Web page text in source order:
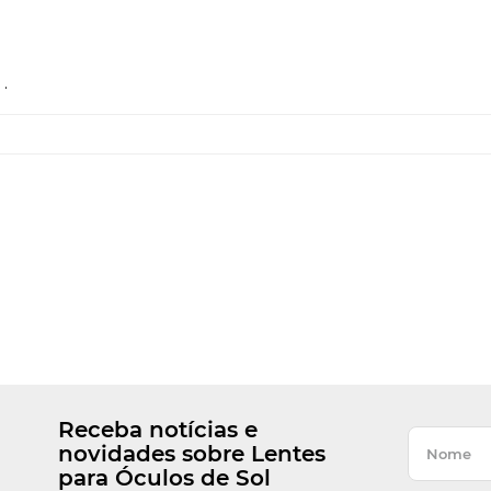
.
Receba notícias e
novidades sobre Lentes
para Óculos de Sol